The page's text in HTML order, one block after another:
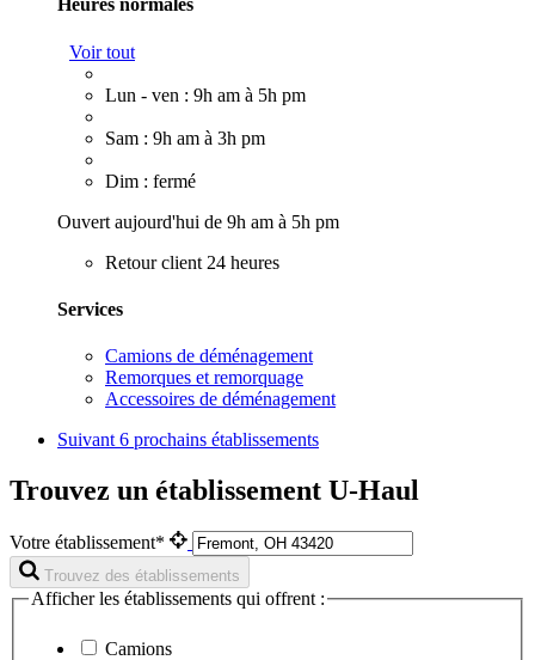
Heures normales
Voir tout
Lun - ven : 9h am à 5h pm
Sam : 9h am à 3h pm
Dim : fermé
Ouvert aujourd'hui de 9h am à 5h pm
Retour client 24 heures
Services
Camions de déménagement
Remorques et remorquage
Accessoires de déménagement
Suivant 6 prochains établissements
Trouvez un établissement U-Haul
Votre établissement*
Trouvez des établissements
Afficher les établissements qui offrent :
Camions